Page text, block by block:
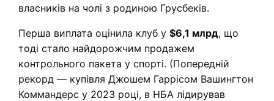
власників на чолі з родиною Грусбеків.
Перша виплата оцінила клуб у $6,1 млрд, що
тоді стало найдорожчим продажем
контрольного пакета у спорті. (Попередній
рекорд — купівля Джошем Гаррісом Вашингтон
Коммандерс у 2023 році, в НБА лідирував